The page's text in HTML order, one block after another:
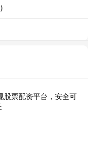
股票配资平台，安全可